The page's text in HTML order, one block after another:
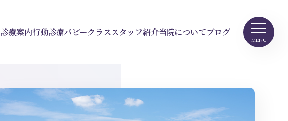
診療案内行動診療パピークラススタッフ紹介当院についてブログ